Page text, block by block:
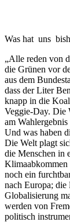
Was hat uns
„Alle reden von
die Grünen vor
aus dem
dass der Liter
knapp in die
Veggie-Day. Die
am
Und was haben
Die Welt plagt
die Menschen in
noch ein
nach Europa; die
Globalisierung
werden von
politisch